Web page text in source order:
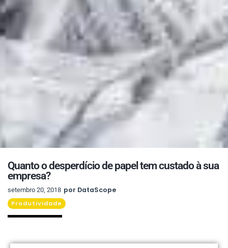
Quanto o desperdício de papel tem custado à sua
empresa?
setembro 20, 2018 por DataScope
Produtividade